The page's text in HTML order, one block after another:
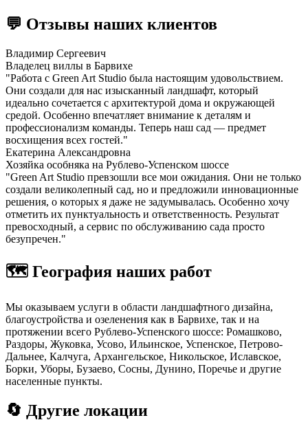
💬 Отзывы наших клиентов
Владимир Сергеевич
Владелец виллы в Барвихе
"Работа с Green Art Studio была настоящим удовольствием.
Они создали для нас изысканный ландшафт, который
идеально сочетается с архитектурой дома и окружающей
средой. Особенно впечатляет внимание к деталям и
профессионализм команды. Теперь наш сад — предмет
восхищения всех гостей."
Екатерина Александровна
Хозяйка особняка на Рублево-Успенском шоссе
"Green Art Studio превзошли все мои ожидания. Они не только
создали великолепный сад, но и предложили инновационные
решения, о которых я даже не задумывалась. Особенно хочу
отметить их пунктуальность и ответственность. Результат
превосходный, а сервис по обслуживанию сада просто
безупречен."
🗺️ География наших работ
Мы оказываем услуги в области ландшафтного дизайна,
благоустройства и озеленения как в Барвихе, так и на
протяжении всего Рублево-Успенского шоссе: Ромашково,
Раздоры, Жуковка, Усово, Ильинское, Успенское, Петрово-
Дальнее, Калчуга, Архангельское, Никольское, Иславское,
Борки, Уборы, Бузаево, Сосны, Дунино, Поречье и другие
населенные пункты.
🔄 Другие локации